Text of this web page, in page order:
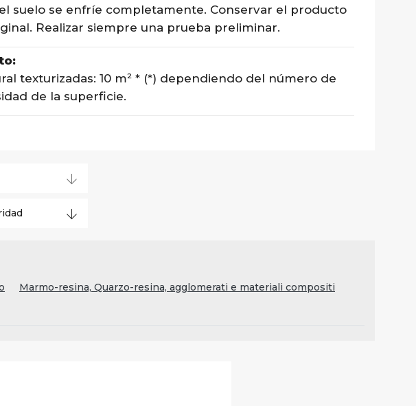
suelo se enfríe completamente. Conservar el producto
Realizar siempre una prueba preliminar.
texturizadas: 10 m² * (*) dependiendo del número de
de la superficie.
Marmo-resina, Quarzo-resina, agglomerati e materiali compositi